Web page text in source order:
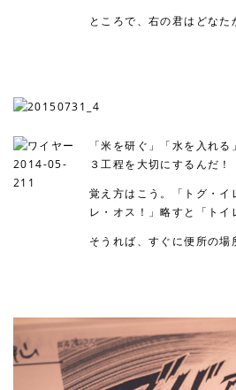
ところで、右の君はどな
「米を研ぐ」「水を入れ
３工程を大切にするんだ！
覚え方はこう。「トグ・イ
レ・オス！」略すと「トイ
そうれば、すぐに便所の